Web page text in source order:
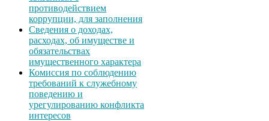
противодействием
коррупции, для заполнения
Сведения о доходах,
расходах, об имуществе и
обязательствах
имущественного характера
Комиссия по соблюдению
требований к служебному
поведению и
урегулированию конфликта
интересов